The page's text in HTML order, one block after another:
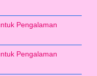
Pengalaman
Pengalaman